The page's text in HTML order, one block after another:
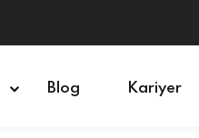
Blog Kariyer